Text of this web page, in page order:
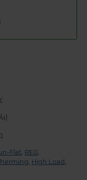
Flat, RE0,
, High Load ,